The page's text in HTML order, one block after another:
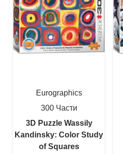
Eurographics
300 Части
3D Puzzle Wassily
Kandinsky: Color Study
of Squares